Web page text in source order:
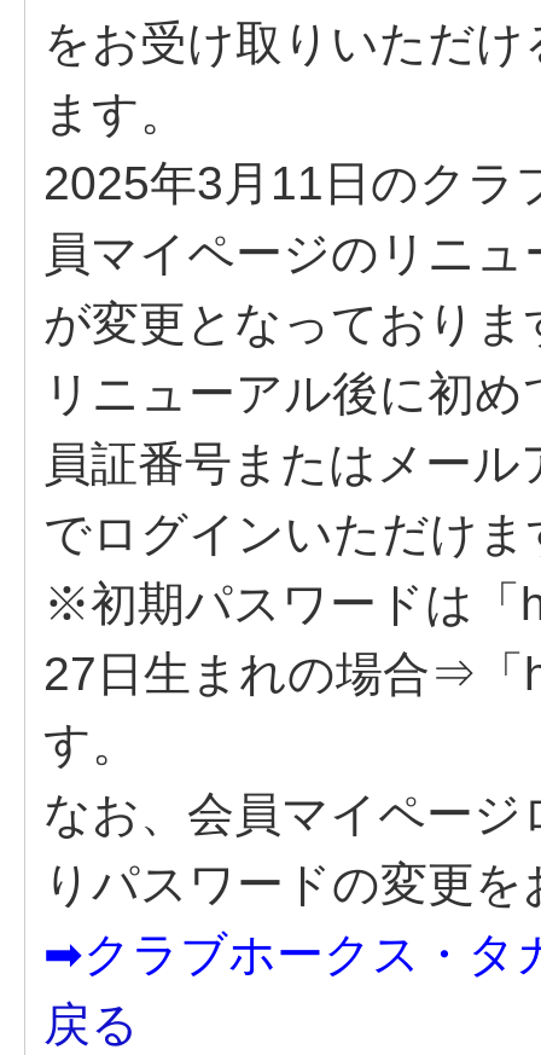
をお受け取りいただ
ます。
2025年3月11日のクラ
員マイページのリニ
が変更となっておりま
リニューアル後に初
員証番号またはメー
でログインいただけま
※初期パスワードは「
27日生まれの場合⇒「
す。
なお、会員マイペー
りパスワードの変更
➡クラブホークス・タ
戻る